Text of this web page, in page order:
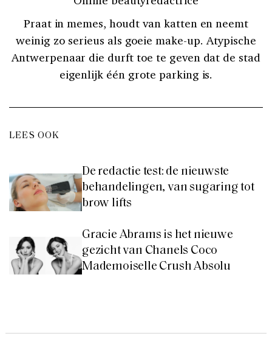
Praat in memes, houdt van katten en neemt
weinig zo serieus als goeie make-up. Atypische
Antwerpenaar die durft toe te geven dat de stad
eigenlijk één grote parking is.
LEES OOK
De redactie test: de nieuwste
behandelingen, van sugaring tot
brow lifts
Gracie Abrams is het nieuwe
gezicht van Chanels Coco
Mademoiselle Crush Absolu